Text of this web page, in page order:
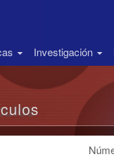
Investigación